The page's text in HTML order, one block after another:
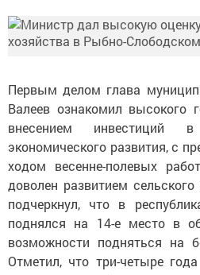
Первым делом глава
Валеев ознакомил высокого
внесением инвестиций
экономического развития, с
ходом весенне-полевых
доволен развитием
подчеркнул, что в
поднялся на 14-е место в
возможности подняться на
Отметил, что три-четыре